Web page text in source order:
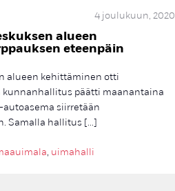
4 joulukuun, 2020
alueen
eteenpäin
alueen kehittäminen otti
kunnanhallitus päätti maanantaina
autoasema siirretään
Samalla hallitus […]
, uimahalli